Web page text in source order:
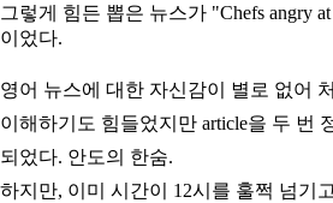
그렇게 힘든 뽑은 뉴스가 "Chefs angry at
이었다.
영어 뉴스에 대한 자신감이 별로 없어
이해하기도 힘들었지만 article을 두 번
되었다. 안도의 한숨.
하지만, 이미 시간이 12시를 훌쩍 넘기